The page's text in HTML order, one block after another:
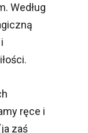
Według
ręce i
zaś